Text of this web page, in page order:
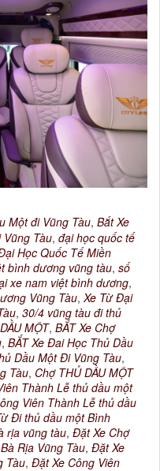
Một đi Vũng Tàu, Bắt Xe
Tàu, đại học quốc tế
Học Quốc Tế Miền
bình dương vũng tàu, số
xe nam việt bình dương,
Vũng Tàu, Xe Từ Đại
, 30/4 vũng tàu đi thủ
MỘT, BẮT Xe Chợ
, BẮT Xe Đai Học Thủ Dầu
Dầu Một Đi Vũng Tàu,
Tàu, Chợ THỦ DẦU MỘT
Thành Lễ thủ dầu một
Viên Thành Lễ thủ dầu
Đi thủ dầu một Bình
rịa vũng tàu, Đặt Xe Chợ
Rịa Vũng Tàu, Đặt Xe
Tàu, Đặt Xe Công Viên